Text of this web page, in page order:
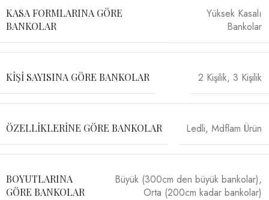
KASA FORMLARINA GÖRE
BANKOLAR
Yüksek Kasalı
Bankolar
KIŞI SAYISINA GÖRE BANKOLAR 2 Kişilik, 3 Kişilik
ÖZELLIKLERINE GÖRE BANKOLAR Ledli, Mdflam Ürün
BOYUTLARINA
GÖRE BANKOLAR
Büyük (300cm den büyük bankolar),
Orta (200cm kadar bankolar)